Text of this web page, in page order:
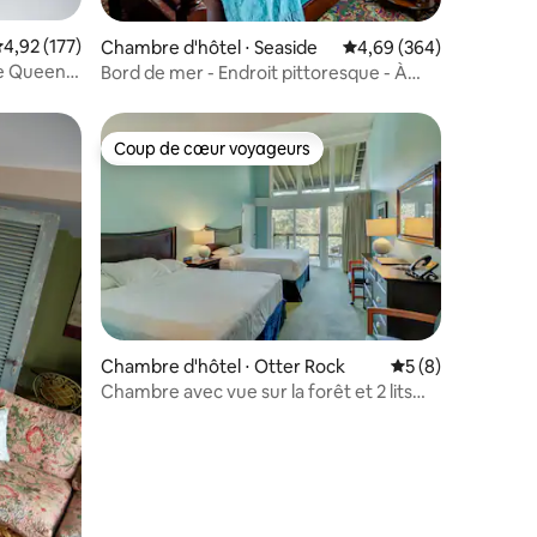
: 4,77 sur 5
moyenne sur la base de 177 commentaires : 4,92 sur 5
4,92 (177)
Queen
Chambre d'hôtel ⋅ Seaside Évaluation moyenne
4,69 (364)
Bord de mer - Endroit pittoresque - À
: 4,74 sur 5
Coup de cœur voyageurs
Coup de cœur voyageurs
Chambre d'hôtel ⋅ Otter Rock Évaluation
5 (8)
Chambre avec vue sur la forêt et 2 lits